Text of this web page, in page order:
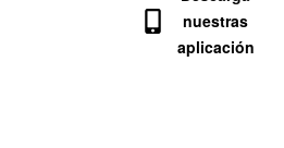
nuestras
aplicación